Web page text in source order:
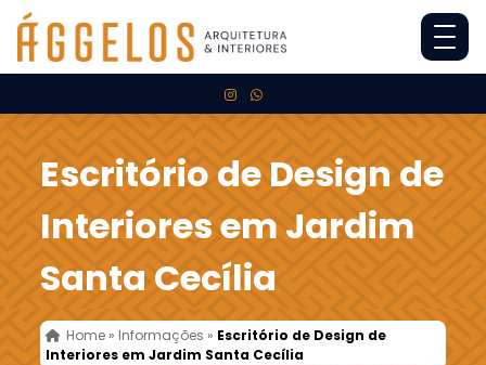
Escritório de Design de
Interiores em Jardim
Santa Cecília
Home » Informações » Escritório de Design de
Interiores em Jardim Santa Cecília